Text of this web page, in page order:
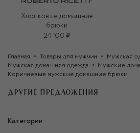
Хлопковые домашние
брюки
24 100 ₽
Главная Товары для мужчин
Мужская
Мужская домашняя одежда
Мужские
Коричневые мужские домашние брюки
ДРУГИЕ ПРЕДЛОЖЕНИЯ
Категории